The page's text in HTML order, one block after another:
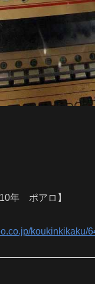
年 ポアロ】
koukinkikaku/